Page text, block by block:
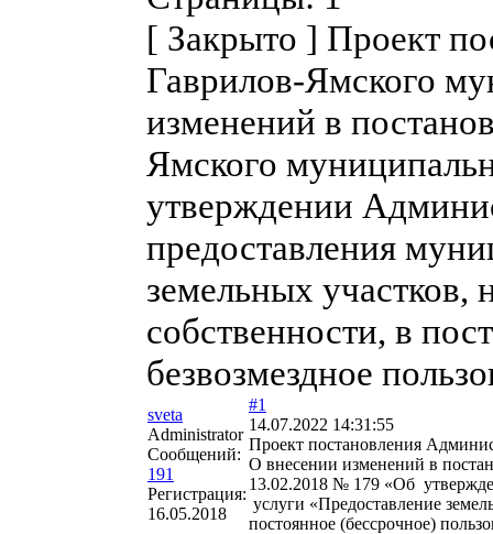
[ Закрыто ] Проект
Гаврилов-Ямского
изменений в
Ямского
утверждении
предоставления
земельных
собственности, в
безвозмездное
sveta
Administrator
Сообщений:
191
Регистрация:
16.05.2018
#1
14.07.2022 14:31:55
Проект постановления
О внесении изменений в
13.02.2018 № 179 «Об
услуги «Предоставление
постоянное (бессрочное)